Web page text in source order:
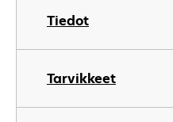
Tiedot
Tarvikkeet